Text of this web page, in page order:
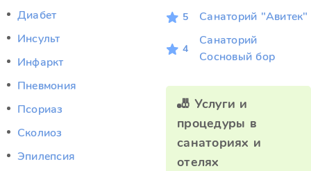
Диабет
Инсульт
Инфаркт
Пневмония
Псориаз
Сколиоз
Эпилепсия
5 Санаторий "Авитек"
4
Санаторий
Сосновый бор
🎳 Услуги и
процедуры в
санаториях и
отелях